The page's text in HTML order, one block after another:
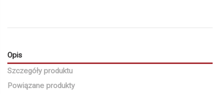
Opis
Szczegóły produktu
Powiązane produkty